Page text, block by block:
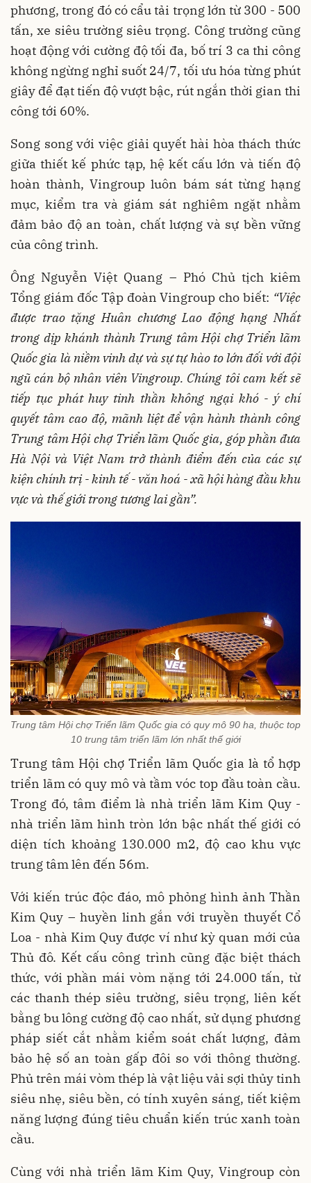
phương, trong đó có cẩu tải trọng lớn từ 300 - 500
tấn, xe siêu trường siêu trọng. Công trường cũng
hoạt động với cường độ tối đa, bố trí 3 ca thi công
không ngừng nghỉ suốt 24/7, tối ưu hóa từng phút
giây để đạt tiến độ vượt bậc, rút ngắn thời gian thi
công tới 60%.
Song song với việc giải quyết hài hòa thách thức
giữa thiết kế phức tạp, hệ kết cấu lớn và tiến độ
hoàn thành, Vingroup luôn bám sát từng hạng
mục, kiểm tra và giám sát nghiêm ngặt nhằm
đảm bảo độ an toàn, chất lượng và sự bền vững
của công trình.
Ông Nguyễn Việt Quang – Phó Chủ tịch kiêm
Tổng giám đốc Tập đoàn Vingroup cho biết: “Việc
được trao tặng Huân chương Lao động hạng Nhất
trong dịp khánh thành Trung tâm Hội chợ Triển lãm
Quốc gia là niềm vinh dự và sự tự hào to lớn đối với đội
ngũ cán bộ nhân viên Vingroup. Chúng tôi cam kết sẽ
tiếp tục phát huy tinh thần không ngại khó - ý chí
quyết tâm cao độ, mãnh liệt để vận hành thành công
Trung tâm Hội chợ Triển lãm Quốc gia, góp phần đưa
Hà Nội và Việt Nam trở thành điểm đến của các sự
kiện chính trị - kinh tế - văn hoá - xã hội hàng đầu khu
vực và thế giới trong tương lai gần”.
Trung tâm Hội chợ Triển lãm Quốc gia có quy mô 90 ha, thuộc top
10 trung tâm triển lãm lớn nhất thế giới
Trung tâm Hội chợ Triển lãm Quốc gia là tổ hợp
triển lãm có quy mô và tầm vóc top đầu toàn cầu.
Trong đó, tâm điểm là nhà triển lãm Kim Quy -
nhà triển lãm hình tròn lớn bậc nhất thế giới có
diện tích khoảng 130.000 m2, độ cao khu vực
trung tâm lên đến 56m.
Với kiến trúc độc đáo, mô phỏng hình ảnh Thần
Kim Quy – huyền linh gắn với truyền thuyết Cổ
Loa - nhà Kim Quy được ví như kỳ quan mới của
Thủ đô. Kết cấu công trình cũng đặc biệt thách
thức, với phần mái vòm nặng tới 24.000 tấn, từ
các thanh thép siêu trường, siêu trọng, liên kết
bằng bu lông cường độ cao nhất, sử dụng phương
pháp siết cắt nhằm kiểm soát chất lượng, đảm
bảo hệ số an toàn gấp đôi so với thông thường.
Phủ trên mái vòm thép là vật liệu vải sợi thủy tinh
siêu nhẹ, siêu bền, có tính xuyên sáng, tiết kiệm
năng lượng đúng tiêu chuẩn kiến trúc xanh toàn
cầu.
Cùng với nhà triển lãm Kim Quy, Vingroup còn